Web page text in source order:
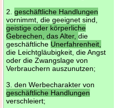
2. geschäftliche Handlungen
vornimmt, die geeignet sind,
geistige oder körperliche
Gebrechen, das Alter, die
geschäftliche Unerfahrenheit,
die Leichtgläubigkeit, die Angst
oder die Zwangslage von
Verbrauchern auszunutzen;
3. den Werbecharakter von
geschäftliche Handlungen
verschleiert;